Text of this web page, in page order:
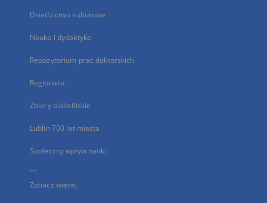
Dziedzictwo kulturowe
Nauka i dydaktyka
Repozytorium prac doktorskich
Regionalia
Zbiory bibliofilskie
Lublin 700 lat miasta
Społeczny wpływ nauki
...
Zobacz więcej